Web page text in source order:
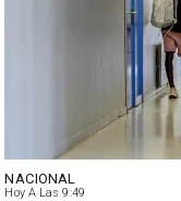
NACIONAL
Hoy A Las 9:49